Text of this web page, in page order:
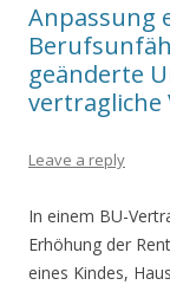
Anpassung
geänderte
vertragliche
Leave a reply
In einem BU-
Erhöhung der
eines Kindes,